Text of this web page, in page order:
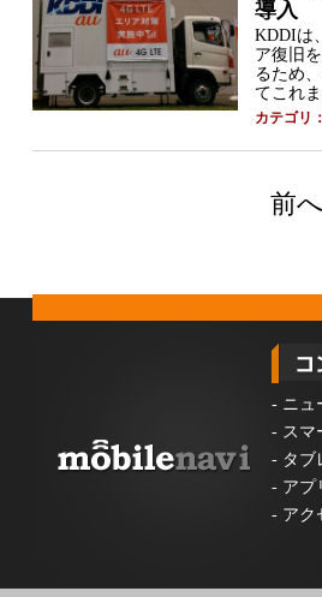
導入
KDDIは
ア復旧
るため
てこれ
カテゴリ：
前へ
- ニュ
- スマ
- タブ
- アプ
- アク